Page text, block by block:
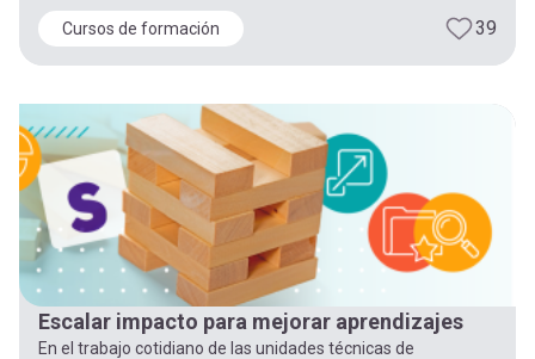
Cursos de formación 39
Escalar impacto para mejorar aprendizajes
En el trabajo cotidiano de las unidades técnicas de